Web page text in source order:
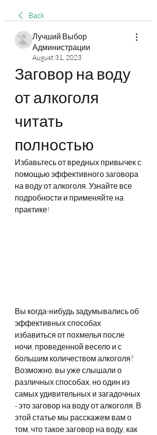
Back
Лучший Выбор
Администрации
August 31, 2023
Заговор на воду
от алкоголя
читать
полностью
Избавьтесь от вредных привычек с
помощью эффективного заговора
на воду от алкоголя. Узнайте все
подробности и применяйте на
практике!
Вы когда-нибудь задумывались об
эффективных способах
избавиться от похмелья после
ночи, проведенной весело и с
большим количеством алкоголя?
Возможно, вы уже слышали о
различных способах, но один из
самых удивительных и загадочных
- это заговор на воду от алкоголя. В
этой статье мы расскажем вам о
том, что такое заговор на воду, как